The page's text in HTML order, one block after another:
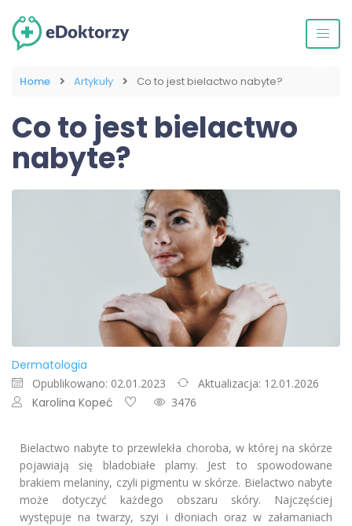
Home Artykuły Co to jest bielactwo nabyte?
Co to jest bielactwo
nabyte?
Dermatologia
Opublikowano: 02.01.2023 Aktualizacja: 12.01.2026
Karolina Kopeć 3476
Bielactwo nabyte to przewlekła choroba, w której na skórze
pojawiają się bladobiałe plamy. Jest to spowodowane
brakiem melaniny, czyli pigmentu w skórze. Bielactwo nabyte
może dotyczyć każdego obszaru skóry. Najczęściej
występuje na twarzy, szyi i dłoniach oraz w załamaniach